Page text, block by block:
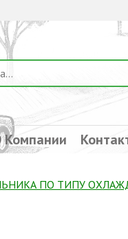
Компании
ПО ТИПУ